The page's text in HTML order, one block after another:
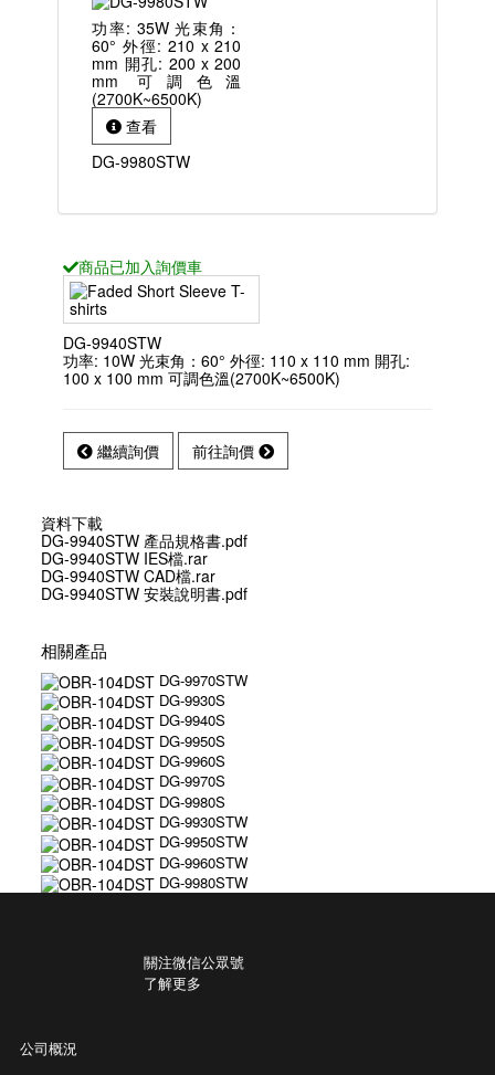
功率: 35W 光束角：
60° 外徑: 210 x 210
mm 開孔: 200 x 200
mm 可調色溫
(2700K~6500K)
查看
DG-9980STW
商品已加入詢價車
DG-9940STW
功率: 10W 光束角：60° 外徑: 110 x 110 mm 開孔:
100 x 100 mm 可調色溫(2700K~6500K)
繼續詢價 前往詢價
資料下載
DG-9940STW 產品規格書.pdf
DG-9940STW IES檔.rar
DG-9940STW CAD檔.rar
DG-9940STW 安裝說明書.pdf
相關產品
DG-9970STW
DG-9930S
DG-9940S
DG-9950S
DG-9960S
DG-9970S
DG-9980S
DG-9930STW
DG-9950STW
DG-9960STW
DG-9980STW
關注微信公眾號
了解更多
公司概況